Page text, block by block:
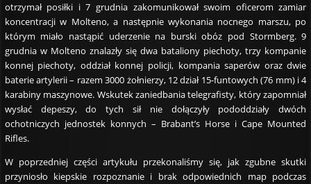
otrzymał posiłki i 7 grudnia zakomunikował swoim oficerom zamiar
koncentracji w Molteno, a następnie wykonania nocnego marszu, po
którym miało nastąpić uderzenie na burski obóz pod Stormberg. 9
grudnia w Molteno znalazły się dwa bataliony piechoty, trzy kompanie
konnej piechoty, oddział konnej policji, kompania saperów oraz dwie
baterie artylerii – razem 3000 żołnierzy, 12 dział 15-funtowych (76 mm) i 4
karabiny maszynowe. Wskutek zaniedbania telegrafisty, który zapomniał
wysłać depeszy, do tych sił nie dołączyły pododdziały dwóch
ochotniczych jednostek konnych – Brabant’s Horse i Cape Mounted
Rifles.
W poprzedniej części artykułu przekonaliśmy się, jak zgubne skutki
przyniosło kiepskie rozpoznanie i brak odpowiednich map podczas